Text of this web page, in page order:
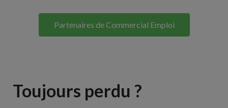
Partenaires de Commercial Emploi
Toujours perdu ?